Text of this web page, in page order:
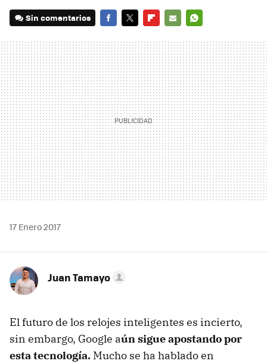
Sin comentarios
MAIL
17 Enero 2017
Juan Tamayo
El futuro de los relojes inteligentes es incierto,
sin embargo, Google aún sigue apostando por
esta tecnología. Mucho se ha hablado en